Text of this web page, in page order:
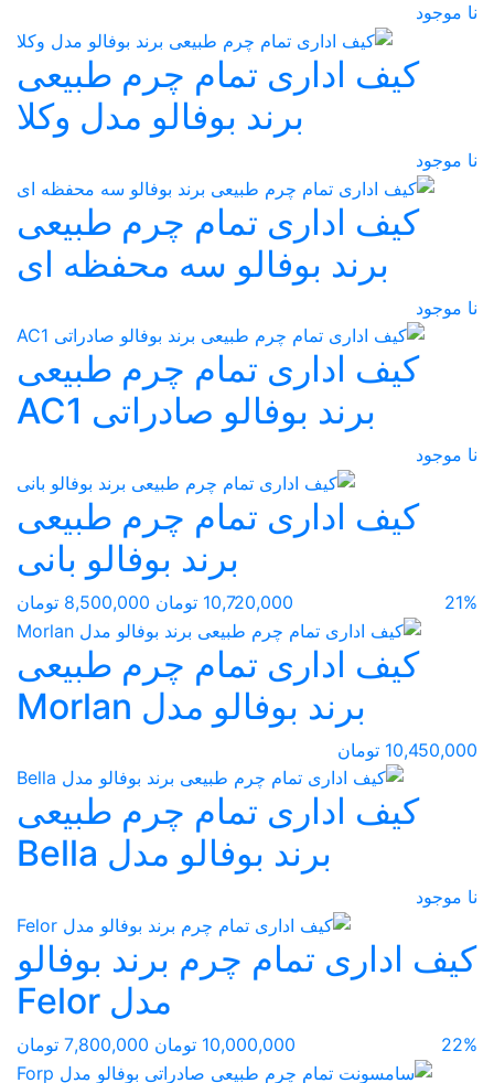
نا موجود
کیف اداری تمام چرم طبیعی
برند بوفالو مدل وکلا
نا موجود
کیف اداری تمام چرم طبیعی
برند بوفالو سه محفظه ای
نا موجود
کیف اداری تمام چرم طبیعی
برند بوفالو صادراتی AC1
نا موجود
کیف اداری تمام چرم طبیعی
برند بوفالو بانی
21% 10,720,000 تومان 8,500,000 تومان
کیف اداری تمام چرم طبیعی
برند بوفالو مدل Morlan
10,450,000 تومان
کیف اداری تمام چرم طبیعی
برند بوفالو مدل Bella
نا موجود
کیف اداری تمام چرم برند بوفالو
مدل Felor
22% 10,000,000 تومان 7,800,000 تومان